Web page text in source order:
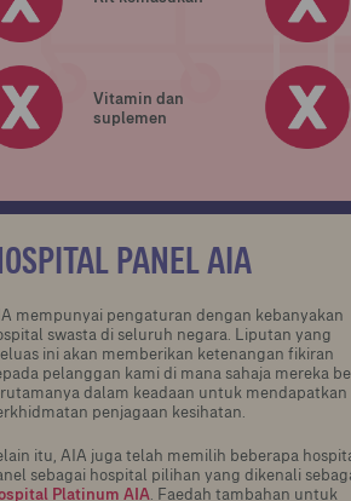
Vitamin dan
suplemen
PANEL AIA
mempunyai pengaturan dengan kebanyakan
swasta di seluruh negara. Liputan yang
ini akan memberikan ketenangan fikiran
pelanggan kami di mana sahaja mereka
dalam keadaan untuk mendapatkan
penjagaan kesihatan.
itu, AIA juga telah memilih beberapa
sebagai hospital pilihan yang dikenali
Platinum AIA. Faedah tambahan untuk